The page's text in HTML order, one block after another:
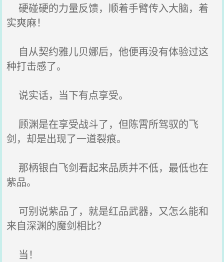
硬碰硬的力量反馈，顺着手臂传入大脑，着
实爽麻！
自从契约雅儿贝娜后，他便再没有体验过这
种打击感了。
说实话，当下有点享受。
顾渊是在享受战斗了，但陈霄所驾驭的飞
剑，却是出现了一道裂痕。
那柄银白飞剑看起来品质并不低，最低也在
紫品。
可别说紫品了，就是红品武器，又怎么能和
来自深渊的魔剑相比？
当！